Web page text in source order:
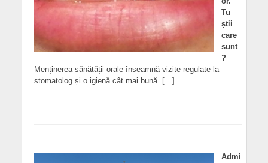
Tu
știi
care
sunt
?
Menținerea sănătății orale înseamnă vizite regulate la
stomatolog și o igienă cât mai bună. […]
Admi